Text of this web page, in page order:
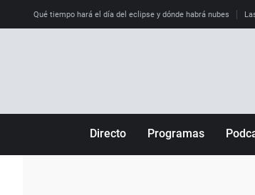
Qué tiempo hará el día del eclipse y dónde habrá nubes
Directo Programas